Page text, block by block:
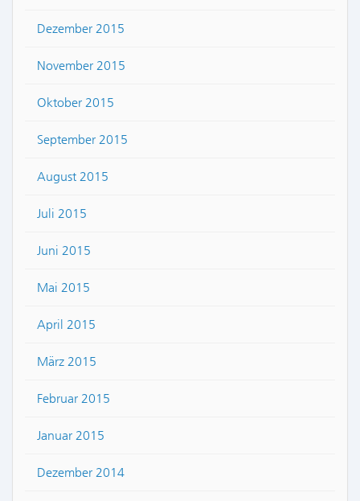
Dezember 2015
November 2015
Oktober 2015
September 2015
August 2015
Juli 2015
Juni 2015
Mai 2015
April 2015
März 2015
Februar 2015
Januar 2015
Dezember 2014